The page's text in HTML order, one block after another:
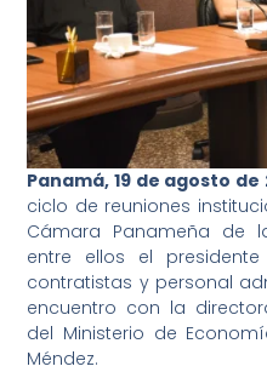
Panamá, 19 de agosto de
ciclo de reuniones
Cámara Panameña de
entre ellos el presidente
contratistas y personal
encuentro con la
del Ministerio de
Méndez.